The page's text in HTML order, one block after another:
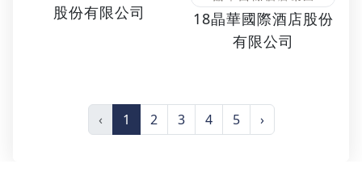
股份有限公司
18晶華國際酒店股份
有限公司
‹ 1 2 3 4 5 ›